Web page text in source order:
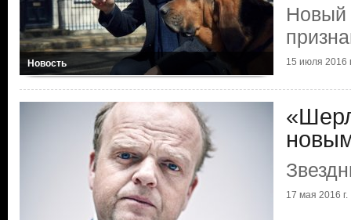
Новость
Новый
15 июля 2016
17 мая 2016 г.